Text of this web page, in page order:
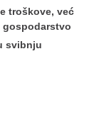
troškove, već
gospodarstvo
svibnju